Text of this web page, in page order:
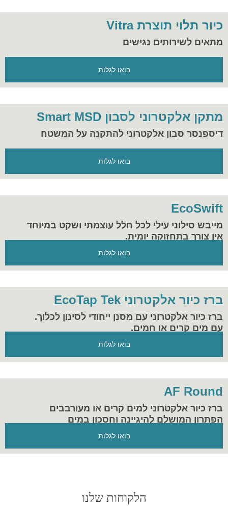
כיור תלוי תוצרת Vitra
מתאים לשירותים נגישים
בואו לגלות
מתקן אלקטרוני לסבון Smart MSD
דיספנסר סבון אלקטרוני להתקנה על המשטח
בואו לגלות
EcoSwift
מייבש סילוני עילי לכל חלל עוצמתי ושקט במיוחד
אין צורך בתחזוקה יומית.
בואו לגלות
ברז כיור אלקטרוני EcoTap Tek
ברז כיור אלקטרוני עם מסנן ייחודי לסינון לכלוך.
עם מים קרים או חמים.
בואו לגלות
AF Round
ברז כיור אלקטרוני למים קרים או מעורבבים
הפתרון המושלם להיגיינה וחסכון במים
בואו לגלות
הלקוחות שלנו